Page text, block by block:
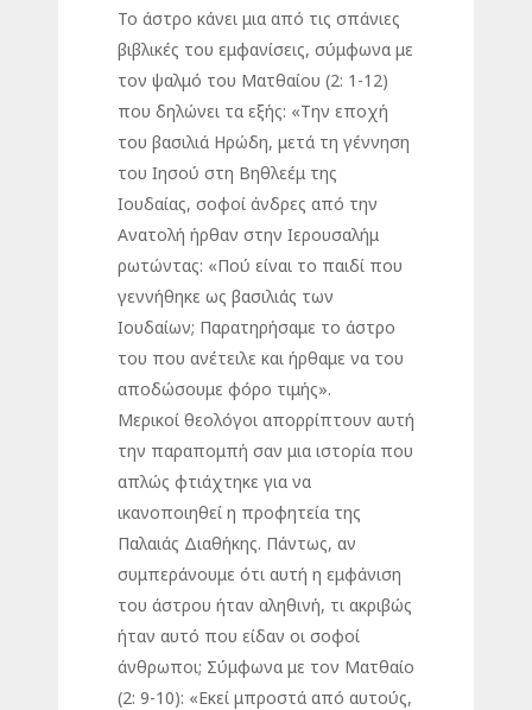
Το άστρο κάνει μια από τις σπάνιες
βιβλικές του εμφανίσεις, σύμφωνα με
τον ψαλμό του Ματθαίου (2: 1-12)
που δηλώνει τα εξής: «Την εποχή
του βασιλιά Ηρώδη, μετά τη γέννηση
του Ιησού στη Βηθλεέμ της
Ιουδαίας, σοφοί άνδρες από την
Ανατολή ήρθαν στην Ιερουσαλήμ
ρωτώντας: «Πού είναι το παιδί που
γεννήθηκε ως βασιλιάς των
Ιουδαίων; Παρατηρήσαμε το άστρο
του που ανέτειλε και ήρθαμε να του
αποδώσουμε φόρο τιμής».
Μερικοί θεολόγοι απορρίπτουν αυτή
την παραπομπή σαν μια ιστορία που
απλώς φτιάχτηκε για να
ικανοποιηθεί η προφητεία της
Παλαιάς Διαθήκης. Πάντως, αν
συμπεράνουμε ότι αυτή η εμφάνιση
του άστρου ήταν αληθινή, τι ακριβώς
ήταν αυτό που είδαν οι σοφοί
άνθρωποι; Σύμφωνα με τον Ματθαίο
(2: 9-10): «Εκεί μπροστά από αυτούς,